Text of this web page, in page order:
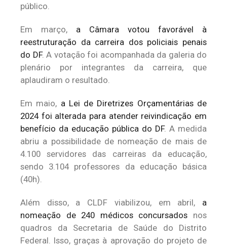
público.
Em março, a Câmara votou favorável à
reestruturação da carreira dos policiais penais
do DF. A votação foi acompanhada da galeria do
plenário por integrantes da carreira, que
aplaudiram o resultado.
Em maio, a Lei de Diretrizes Orçamentárias de
2024 foi alterada para atender reivindicação em
benefício da educação pública do DF. A medida
abriu a possibilidade de nomeação de mais de
4.100 servidores das carreiras da educação,
sendo 3.104 professores da educação básica
(40h).
Além disso, a CLDF viabilizou, em abril, a
nomeação de 240 médicos concursados nos
quadros da Secretaria de Saúde do Distrito
Federal. Isso, graças à aprovação do projeto de